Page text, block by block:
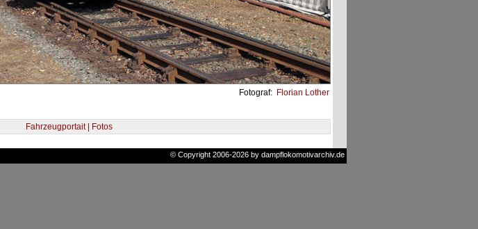
Fotograf: Florian Lother
Fahrzeugportait | Fotos
© Copyright 2006-2026 by dampflokomotivarchiv.de